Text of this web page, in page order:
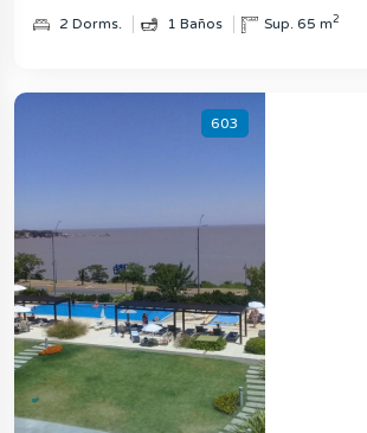
2 Dorms. 1 Baños Sup. 65 m2
603